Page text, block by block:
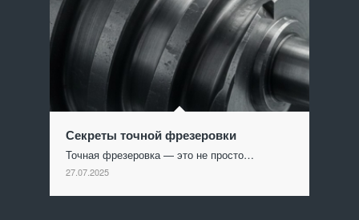
Секреты точной фрезеровки
Точная фрезеровка — это не просто…
27.07.2025